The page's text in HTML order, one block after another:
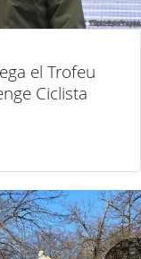
el Trofeu
Ciclista